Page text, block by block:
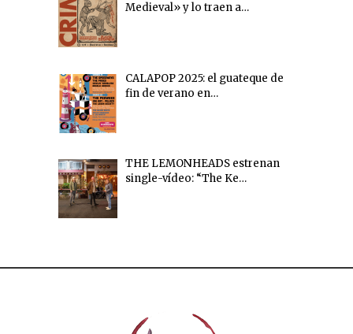
Medieval» y lo traen a…
CALAPOP 2025: el guateque de
fin de verano en…
THE LEMONHEADS estrenan
single-vídeo: “The Ke…